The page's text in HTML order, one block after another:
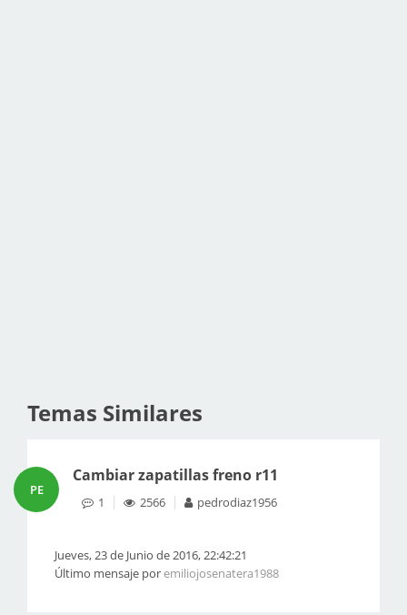
Temas Similares
PE
Cambiar zapatillas freno r11
1 2566 pedrodiaz1956
Jueves, 23 de Junio de 2016, 22:42:21
Último mensaje poremiliojosenatera1988